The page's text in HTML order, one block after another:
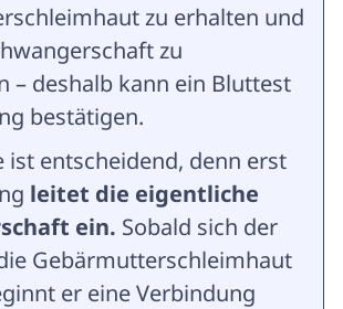
zu erhalten und
zu
– deshalb kann ein Bluttest
bestätigen.
ist entscheidend, denn erst
leitet die eigentliche
ein. Sobald sich der
Gebärmutterschleimhaut
er eine Verbindung